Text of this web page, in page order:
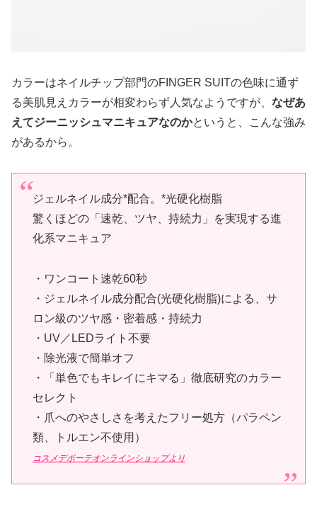
カラーはネイルチップ部門のFINGER SUITの色味に通ず
る美肌見えカラーが相変わらず人気なようですが、 なぜあ
えてジーニッシュマニキュアなのかというと、こんな強み
があるから。
ジェルネイル成分*配合。*光硬化樹脂
驚くほどの「速乾、ツヤ、持続力」を実現する進
化系マニキュア
・ワンコート速乾60秒
・ジェルネイル成分配合(光硬化樹脂)による、サ
ロン級のツヤ感・密着感・持続力
・UV／LEDライト不要
・除光液で簡単オフ
・「単色でもキレイにキマる」徹底研究のカラー
セレクト
・爪へのやさしさを考えたフリー処方（パラペン
類、トルエン不使用）
コスメデボーテオンラインショップより